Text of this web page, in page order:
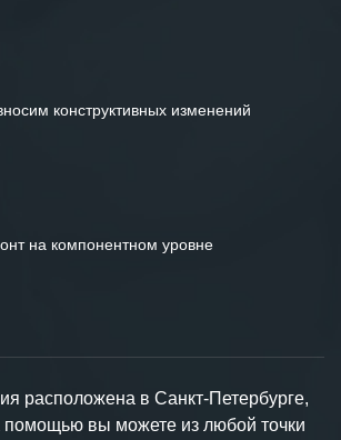
конструктивных изменений
на компонентном уровне
расположена в Санкт-Петербурге,
помощью вы можете из любой точки